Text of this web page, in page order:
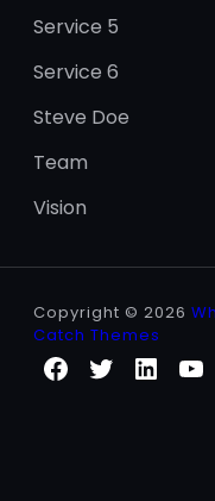
Service 5
Service 6
Steve Doe
Team
Vision
Copyright © 2026
Catch Themes
Facebook
Twitter